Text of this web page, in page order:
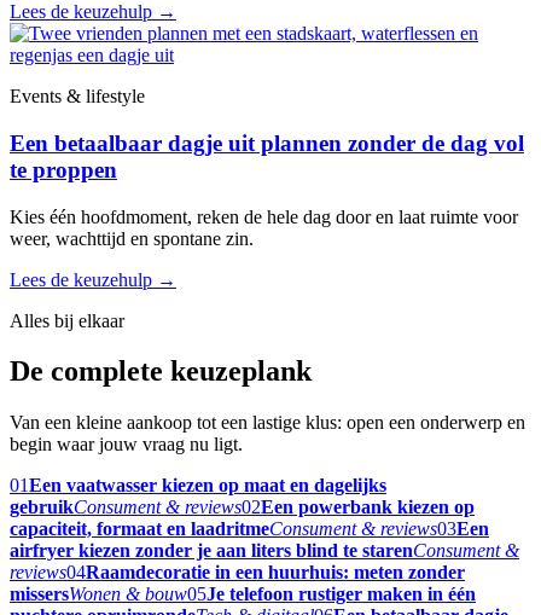
Lees de keuzehulp →
Events & lifestyle
Een betaalbaar dagje uit plannen zonder de dag vol
te proppen
Kies één hoofdmoment, reken de hele dag door en laat ruimte voor
weer, wachttijd en spontane zin.
Lees de keuzehulp →
Alles bij elkaar
De complete keuzeplank
Van een kleine aankoop tot een lastige klus: open een onderwerp en
begin waar jouw vraag nu ligt.
01Een vaatwasser kiezen op maat en dagelijks
gebruikConsument & reviews02Een powerbank kiezen op
capaciteit, formaat en laadritmeConsument & reviews03Een
airfryer kiezen zonder je aan liters blind te starenConsument &
reviews04Raamdecoratie in een huurhuis: meten zonder
missersWonen & bouw05Je telefoon rustiger maken in één